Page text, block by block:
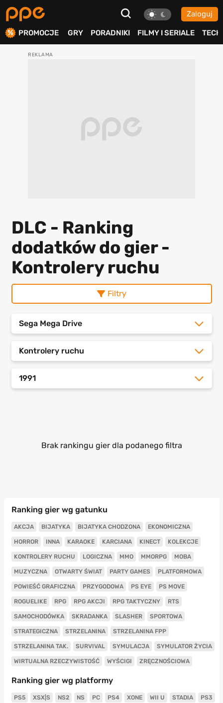
Zaloguj
PROMOCJE GRY PORADNIKI FILMY I SERIALE TECH
DLC - Ranking
dodatków do gier -
Kontrolery ruchu
Filtry
Sega Mega Drive
Kontrolery ruchu
1991
Brak rankingu gier dla podanego filtra
Ranking gier wg gatunku
AKCJA BIJATYKA BIJATYKA CHODZONA EKONOMICZNA
HORROR INNA KARAOKE KARCIANA KINECT KOLEKCJE
KONTROLERY RUCHU LOGICZNA MMO MMORPG MOBA
MUZYCZNA OTWARTY ŚWIAT PARTY GAMES PLATFORMOWA
POWIEŚĆ GRAFICZNA PRZYGODOWA PS EYE PS MOVE
ROGUELIKE RPG RPG AKCJI RPG TAKTYCZNY RTS
SAMOCHODÓWKA SKRADANKA SLASHER SPORTOWA
STRATEGICZNA STRZELANINA STRZELANINA FPP
STRZELANINA TAK. SURVIVAL SYMULACJA SYMULATOR ŻYCIA
WIRTUALNA RZECZYWISTOŚĆ WYŚCIGI ZRĘCZNOŚCIOWA
Ranking gier wg platformy
PS5 XSX|S NS2 NS PC PS4 XONE WII U STADIA PS3